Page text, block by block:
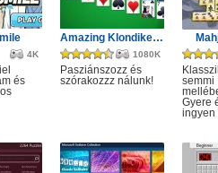
4K
és
Amazing Klondike Solitaire
1080K
Pasziánszozz és
szórakozzz nálunk!
semmi
Gyere
ingyen